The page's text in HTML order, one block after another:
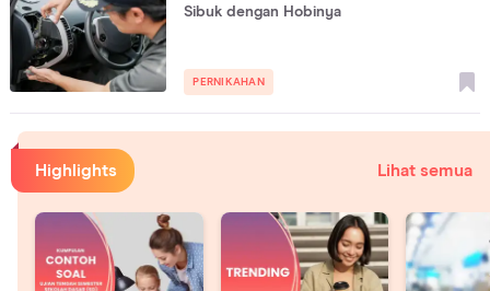
Sibuk dengan Hobinya
PERNIKAHAN
Highlights Lihat semua